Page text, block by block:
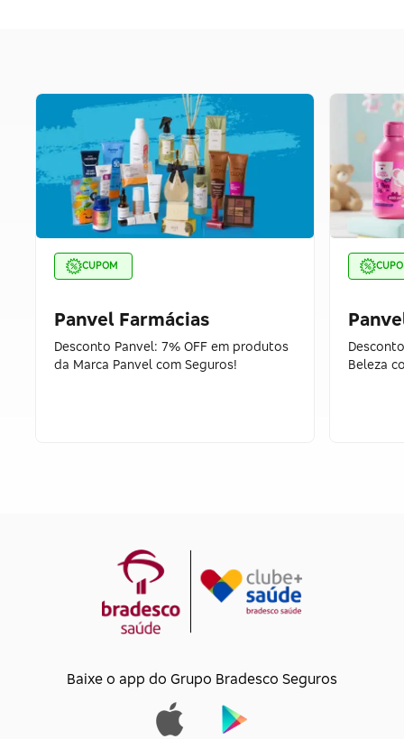
CUPOM
Panvel Farmácias
Desconto Panvel: 7% OFF em produtos
da Marca Panvel com Seguros!
Beleza
Baixe o app do Grupo Bradesco Seguros